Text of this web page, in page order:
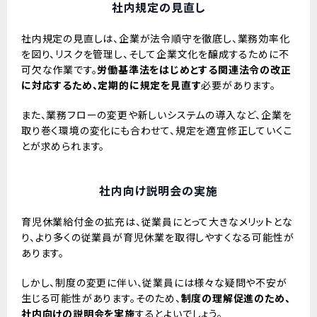
社内規定の見直し
社内規定の見直しは、企業が法令順守を徹底し、業務効率化
を図り、リスクを管理し、そして企業文化を醸成するために不
可欠な作業です。労働基準法をはじめとする関連法令の改正
に対応するため、定期的に規定を見直す必要があります。
また、業務フローの変更や新しいシステムの導入など、企業を
取り巻く環境の変化にも合わせて、規定を適宜修正していくこ
とが求められます。
社内向け説明会の実施
育児休業給付金の拡充は、従業員にとって大きなメリットとな
り、より多くの従業員が育児休業を取得しやすくなる可能性が
あります。
しかし、制度の変更に伴い、従業員には様々な疑問や不安が
生じる可能性があります。そのため、制度の理解促進のため、